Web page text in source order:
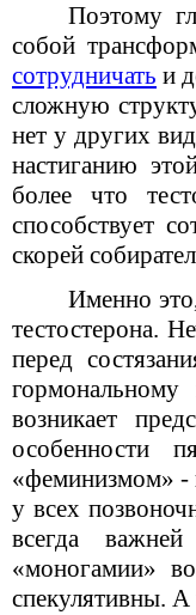
Поэтому
собой
сотрудничать и
сложную
нет у других
настиганию
более что
способствует
скорей
Именно
тестостерона.
перед
возникает
особенности
«феминизмом» -
у всех
всегда
«моногамии»
спекулятивны. А